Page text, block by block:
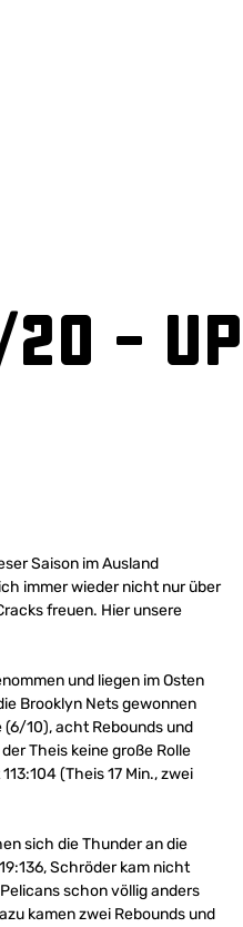
–
Saison im Ausland
immer wieder nicht nur über
freuen. Hier unsere
und liegen im Osten
Brooklyn Nets gewonnen
(6/10), acht Rebounds und
Theis keine große Rolle
(Theis 17 Min., zwei
sich die Thunder an die
Schröder kam nicht
schon völlig anders
kamen zwei Rebounds und